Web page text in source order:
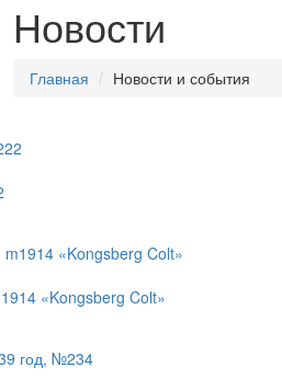
Новости
Главная Новости и события
«Kongsberg Colt»